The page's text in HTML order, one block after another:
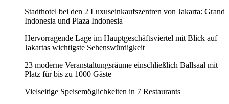
Stadthotel bei den 2 Luxuseinkaufszentren von Jakarta: Grand
Indonesia und Plaza Indonesia
Hervorragende Lage im Hauptgeschäftsviertel mit Blick auf
Jakartas wichtigste Sehenswürdigkeit
23 moderne Veranstaltungsräume einschließlich Ballsaal mit
Platz für bis zu 1000 Gäste
Vielseitige Speisemöglichkeiten in 7 Restaurants